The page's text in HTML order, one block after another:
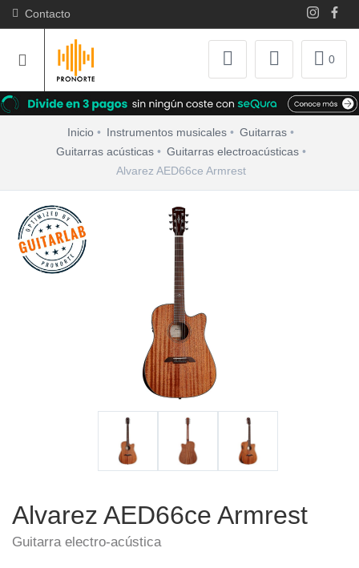
Contacto
0
Inicio Instrumentos musicales
Guitarras
Guitarras acústicas
Guitarras electroacústicas
Alvarez AED66ce Armrest
Alvarez AED66ce Armrest
Guitarra electro-acústica